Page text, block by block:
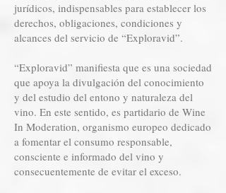
jurídicos, indispensables para establecer los
derechos, obligaciones, condiciones y
alcances del servicio de “Exploravid”.
“Exploravid” manifiesta que es una sociedad
que apoya la divulgación del conocimiento
y del estudio del entono y naturaleza del
vino. En este sentido, es partidario de Wine
In Moderation, organismo europeo dedicado
a fomentar el consumo responsable,
consciente e informado del vino y
consecuentemente de evitar el exceso.